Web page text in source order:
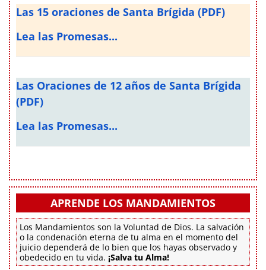
Las 15 oraciones de Santa Brígida (PDF)
Lea las Promesas...
Las Oraciones de 12 años de Santa Brígida
(PDF)
Lea las Promesas...
APRENDE LOS MANDAMIENTOS
Los Mandamientos son la Voluntad de Dios. La salvación
o la condenación eterna de tu alma en el momento del
juicio dependerá de lo bien que los hayas observado y
obedecido en tu vida. ¡Salva tu Alma!